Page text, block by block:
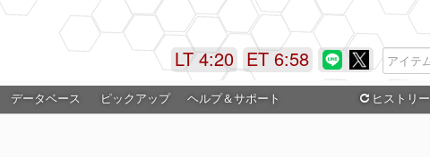
ET 6:58
LT 4:20
データベース ピックアップ ヘルプ＆サポート ヒストリー